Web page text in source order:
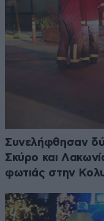
Συνελήφθησαν
Σκύρο και
φωτιάς στην